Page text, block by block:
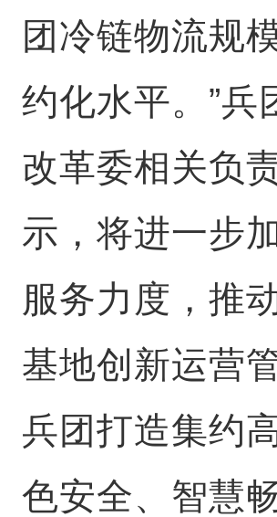
团冷链物流规
约化水平。”兵
改革委相关负
示，将进一步
服务力度，推
基地创新运营
兵团打造集约
色安全、智慧